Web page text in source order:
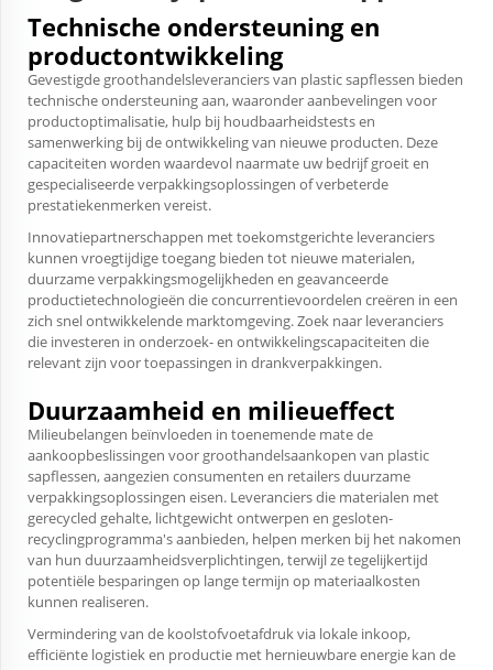
Technische ondersteuning en
productontwikkeling
Gevestigde groothandelsleveranciers van plastic sapflessen bieden
technische ondersteuning aan, waaronder aanbevelingen voor
productoptimalisatie, hulp bij houdbaarheidstests en
samenwerking bij de ontwikkeling van nieuwe producten. Deze
capaciteiten worden waardevol naarmate uw bedrijf groeit en
gespecialiseerde verpakkingsoplossingen of verbeterde
prestatiekenmerken vereist.
Innovatiepartnerschappen met toekomstgerichte leveranciers
kunnen vroegtijdige toegang bieden tot nieuwe materialen,
duurzame verpakkingsmogelijkheden en geavanceerde
productietechnologieën die concurrentievoordelen creëren in een
zich snel ontwikkelende marktomgeving. Zoek naar leveranciers
die investeren in onderzoek- en ontwikkelingscapaciteiten die
relevant zijn voor toepassingen in drankverpakkingen.
Duurzaamheid en milieueffect
Milieubelangen beïnvloeden in toenemende mate de
aankoopbeslissingen voor groothandelsaankopen van plastic
sapflessen, aangezien consumenten en retailers duurzame
verpakkingsoplossingen eisen. Leveranciers die materialen met
gerecycled gehalte, lichtgewicht ontwerpen en gesloten-
recyclingprogramma's aanbieden, helpen merken bij het nakomen
van hun duurzaamheidsverplichtingen, terwijl ze tegelijkertijd
potentiële besparingen op lange termijn op materiaalkosten
kunnen realiseren.
Vermindering van de koolstofvoetafdruk via lokale inkoop,
efficiënte logistiek en productie met hernieuwbare energie kan de